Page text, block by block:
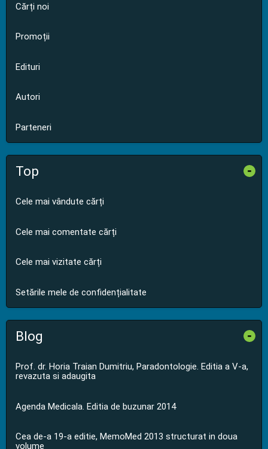
Cărți noi
Promoții
Edituri
Autori
Parteneri
Top -
Cele mai vândute cărți
Cele mai comentate cărți
Cele mai vizitate cărți
Setările mele de confidențialitate
Blog -
Prof. dr. Horia Traian Dumitriu, Paradontologie. Editia a V-a,
revazuta si adaugita
Agenda Medicala. Editia de buzunar 2014
Cea de-a 19-a editie, MemoMed 2013 structurat in doua
volume